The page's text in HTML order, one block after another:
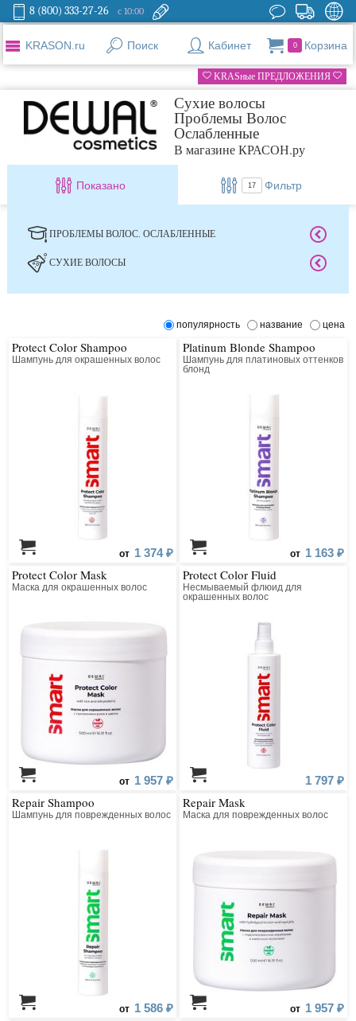
8 (800) 333-27-26 с 10:00
KRASON.ru Поиск Кабинет 0 Корзина
KRASные ПРЕДЛОЖЕНИЯ
Сухие волосы
Проблемы Волос
Ослабленные
В магазине КРАСОН.ру
Показано 17 Фильтр
ПРОБЛЕМЫ ВОЛОС. ОСЛАБЛЕННЫЕ
СУХИЕ ВОЛОСЫ
популярность название цена
Protect Color Shampoo
Шампунь для окрашенных волос
от 1 374 ₽
Platinum Blonde Shampoo
Шампунь для платиновых оттенков
блонд
от 1 163 ₽
Protect Color Mask
Маска для окрашенных волос
от 1 957 ₽
Protect Color Fluid
Несмываемый флюид для
окрашенных волос
1 797 ₽
Repair Shampoo
Шампунь для поврежденных волос
от 1 586 ₽
Repair Mask
Маска для поврежденных волос
от 1 957 ₽